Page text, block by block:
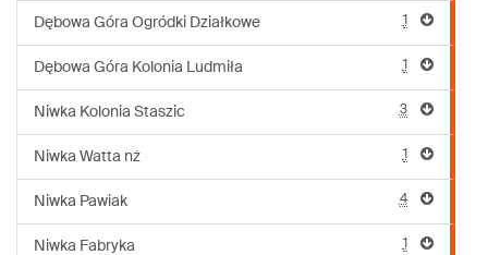
Dębowa Góra Ogródki Działkowe 1
Dębowa Góra Kolonia Ludmiła 1
Niwka Kolonia Staszic 3
Niwka Watta nż 1
Niwka Pawiak 4
Niwka Fabryka 1